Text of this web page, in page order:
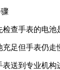
查手表的电
足但手表仍
送到专业机构